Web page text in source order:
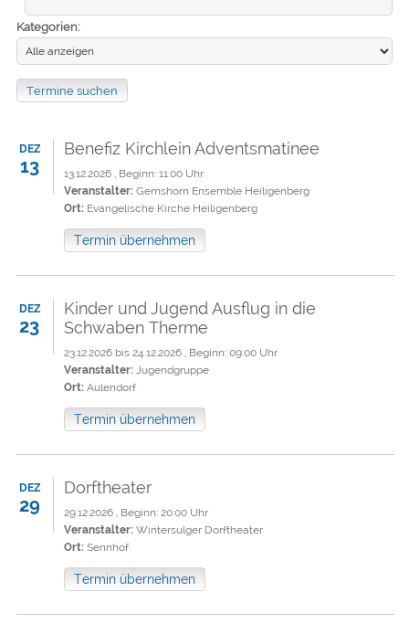
Kategorien:
DEZ
13
Benefiz Kirchlein Adventsmatinee
13.12.2026 , Beginn: 11:00 Uhr
Veranstalter:Gemshorn Ensemble Heiligenberg
Ort: Evangelische Kirche Heiligenberg
Termin übernehmen
DEZ
23
Kinder und Jugend Ausflug in die
Schwaben Therme
23.12.2026 bis 24.12.2026 , Beginn: 09:00 Uhr
Veranstalter:Jugendgruppe
Ort: Aulendorf
Termin übernehmen
DEZ
29
Dorftheater
29.12.2026 , Beginn: 20:00 Uhr
Veranstalter:Wintersulger Dorftheater
Ort: Sennhof
Termin übernehmen